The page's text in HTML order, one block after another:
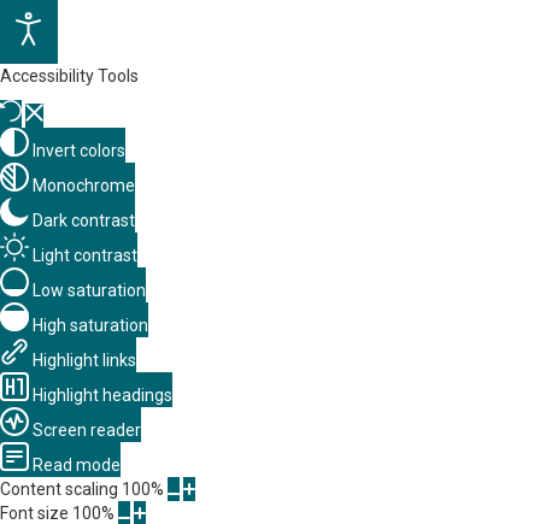
Accessibility Tools
Invert colors
Monochrome
Dark contrast
Light contrast
Low saturation
High saturation
Highlight links
Highlight headings
Screen reader
Read mode
Content scaling 100%
Font size 100%